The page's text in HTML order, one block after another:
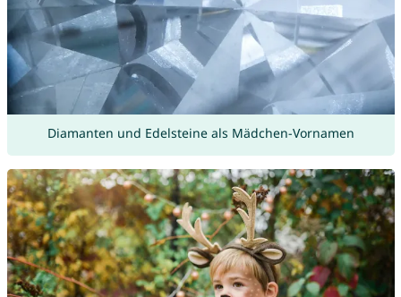
Diamanten und Edelsteine als Mädchen-Vornamen